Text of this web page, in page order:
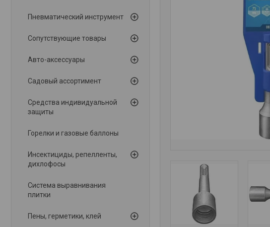
Пневматический инструмент
Сопутствующие товары
Авто-аксессуары
Садовый ассортимент
Средства индивидуальной
защиты
Горелки и газовые баллоны
Инсектициды, репелленты,
дихлофосы
Система выравнивания
плитки
Пены, герметики, клей